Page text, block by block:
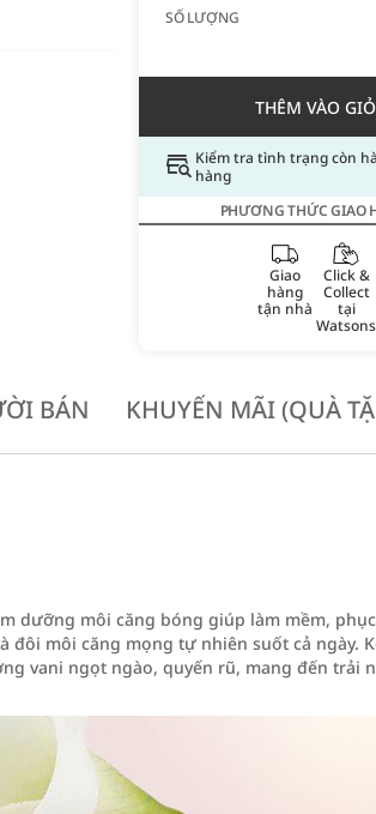
SỐ LƯỢNG
THÊM VÀO GIỎ
Kiểm tra tình trạng còn
hàng
PHƯƠNG THỨC GIAO
Giao
hàng
tận nhà
Click &
Collect
tại
Watsons
BÁN KHUYẾN MÃI (QUÀ
dưỡng môi căng bóng giúp làm mềm,
môi căng mọng tự nhiên suốt cả ngày.
vani ngọt ngào, quyến rũ, mang đến trải